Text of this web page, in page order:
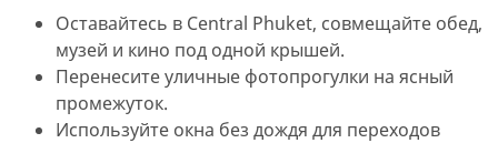
Оставайтесь в Central Phuket, совмещайте обед,
музей и кино под одной крышей.
Перенесите уличные фотопрогулки на ясный
промежуток.
Используйте окна без дождя для переходов